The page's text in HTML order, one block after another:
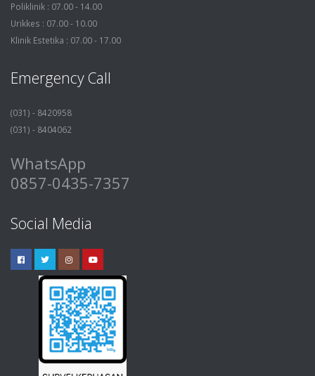
Poliklinik : 07.00 - 14.00
Urikkes : 07.00 - 10.00
Klinik Estetika : 07.00 - 17.00
Emergency Call
(031) - 8420958
(031) - 8404062
WhatsApp
0857-0435-7357
Social Media